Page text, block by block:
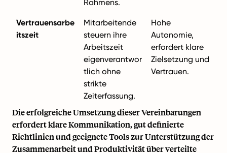
Rahmens.
Vertrauensarbe
itszeit
Mitarbeitende
steuern ihre
Arbeitszeit
eigenverantwor
tlich ohne
strikte
Zeiterfassung.
Hohe
Autonomie,
erfordert klare
Zielsetzung und
Vertrauen.
Die erfolgreiche Umsetzung dieser Vereinbarungen
erfordert klare Kommunikation, gut definierte
Richtlinien und geeignete Tools zur Unterstützung der
Zusammenarbeit und Produktivität über verteilte